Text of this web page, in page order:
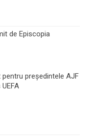
de Episcopia
preşedintele AJF